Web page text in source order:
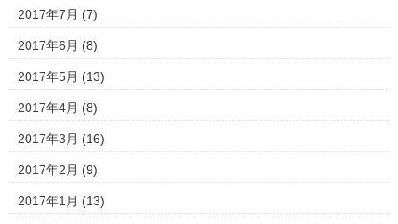
2017年7月 (7)
2017年6月 (8)
2017年5月 (13)
2017年4月 (8)
2017年3月 (16)
2017年2月 (9)
2017年1月 (13)